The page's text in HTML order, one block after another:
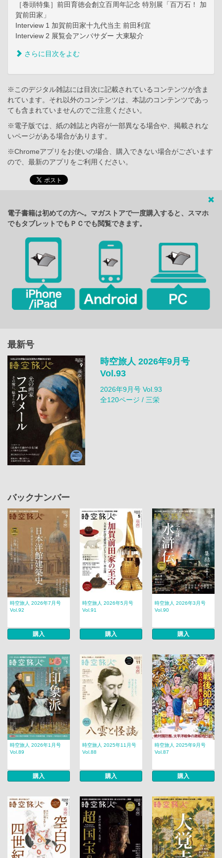
［巻頭特集］前田育徳会創立百周年記念 特別展「百万石！ 加
賀前田家」
Interview 1 加賀前田家十九代当主 前田利宜
Interview 2 展覧会アンバサダー 大東駿介
さらに目次をよむ
※このデジタル雑誌には目次に記載されているコンテンツが含ま
れています。それ以外のコンテンツは、本誌のコンテンツであっ
ても含まれていませんのでご注意ください。
※電子版では、紙の雑誌と内容が一部異なる場合や、掲載されな
いページがある場合があります。
※Chromeアプリをお使いの場合、購入できない場合がございます
ので、最新のアプリをご利用ください。
電子書籍は初めての方へ。マガストアで一度購入すると、スマホ
でもタブレットでもＰＣでも閲覧できます。
最新号
時空旅人 2026年9月号
Vol.93
2026年9月号 Vol.93
全120ページ / 三栄
バックナンバー
時空旅人 2026年7月号
Vol.92
購入
時空旅人 2026年5月号
Vol.91
購入
時空旅人 2026年3月号
Vol.90
購入
時空旅人 2026年1月号
Vol.89
購入
時空旅人 2025年11月号
Vol.88
購入
時空旅人 2025年9月号
Vol.87
購入